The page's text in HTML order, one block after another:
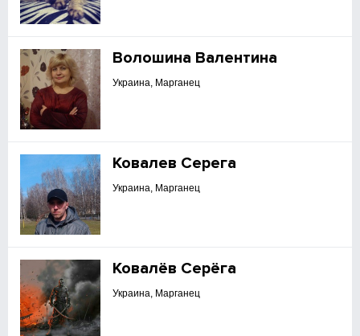
Волошина Валентина
Украина, Марганец
Ковалев Серега
Украина, Марганец
Ковалёв Серёга
Украина, Марганец